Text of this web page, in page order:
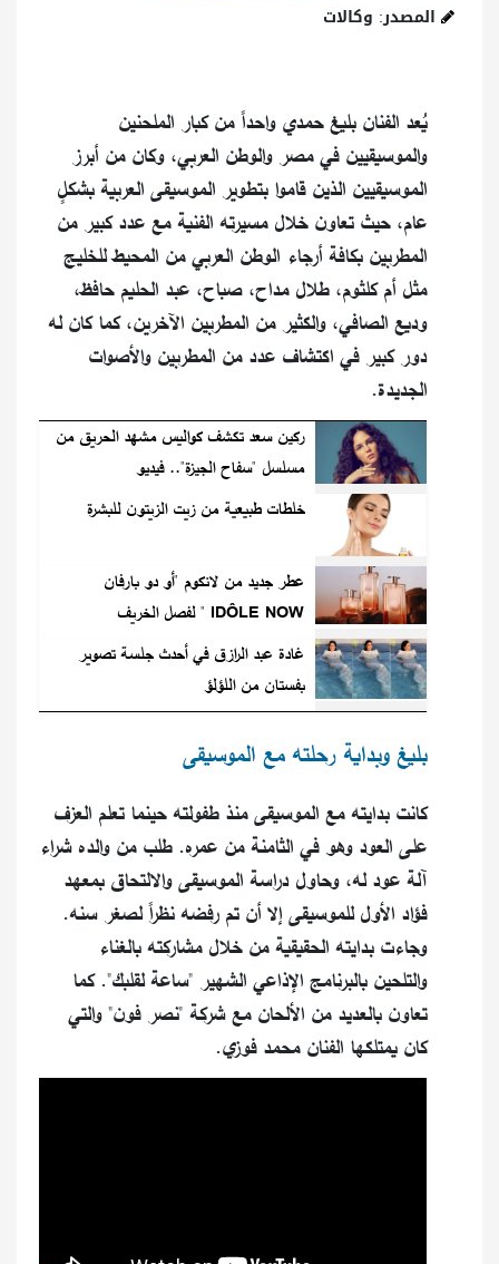
المصدر: وكالات
يُعد الفنان بليغ حمدي واحداً من كبار الملحنين
والموسيقيين في مصر والوطن العربي، وكان من أبرز
الموسيقيين الذين قاموا بتطوير الموسيقى العربية بشكلٍ
عام، حيث تعاون خلال مسيرته الفنية مع عدد كبير من
المطربين بكافة أرجاء الوطن العربي من المحيط للخليج
مثل أم كلثوم، طلال مداح، صباح، عبد الحليم حافظ،
وديع الصافي، والكثير من المطربين الآخرين، كما كان له
دور كبير في اكتشاف عدد من المطربين والأصوات
الجديدة.
ركين سعد تكشف كواليس مشهد الحريق من
مسلسل "سفاح الجيزة".. فيديو
خلطات طبيعية من زيت الزيتون للبشرة
عطر جديد من لانكوم "أو دو بارفان
IDÔLE NOW " لفصل الخريف
غادة عبد الرازق في أحدث جلسة تصوير
بفستان من اللؤلؤ
بليغ وبداية رحلته مع الموسيقى
كانت بدايته مع الموسيقى منذ طفولته حينما تعلم العزف
على العود وهو في الثامنة من عمره. طلب من والده شراء
آلة عود له، وحاول دراسة الموسيقى والالتحاق بمعهد
فؤاد الأول للموسيقى إلا أن تم رفضه نظراً لصغر سنه.
وجاءت بدايته الحقيقية من خلال مشاركته بالغناء
والتلحين بالبرنامج الإذاعي الشهير "ساعة لقلبك". كما
تعاون بالعديد من الألحان مع شركة "نصر فون" والتي
كان يمتلكها الفنان محمد فوزي.